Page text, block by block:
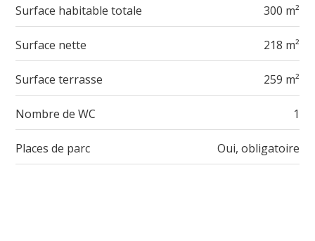
Surface habitable totale 300 m²
Surface nette 218 m²
Surface terrasse 259 m²
Nombre de WC 1
Places de parc Oui, obligatoire